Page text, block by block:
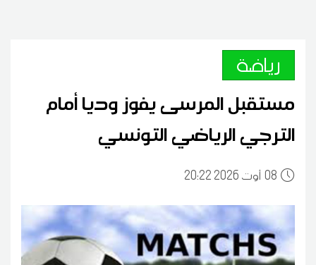
رياضة
مستقبل المرسى يفوز وديا أمام
الترجي الرياضي التونسي
0820:22 2026 أوت